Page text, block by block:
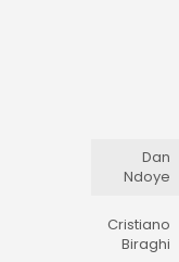
Dan
Ndoye
Cristiano
Biraghi